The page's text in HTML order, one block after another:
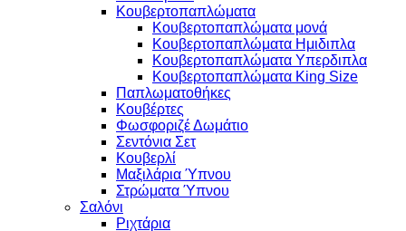
Κουβερτοπαπλώματα
Κουβερτοπαπλώματα μονά
Κουβερτοπαπλώματα Ημιδιπλα
Κουβερτοπαπλώματα Υπερδιπλα
Κουβερτοπαπλώματα King Size
Παπλωματοθήκες
Κουβέρτες
Φωσφοριζέ Δωμάτιο
Σεντόνια Σετ
Κουβερλί
Μαξιλάρια Ύπνου
Στρώματα Ύπνου
Σαλόνι
Ριχτάρια